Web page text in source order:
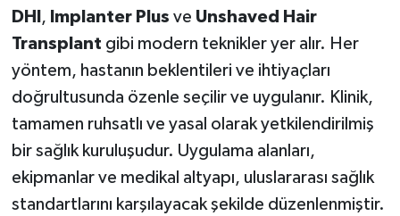
DHI , Implanter Plus ve Unshaved Hair
Transplant gibi modern teknikler yer alır. Her
yöntem, hastanın beklentileri ve ihtiyaçları
doğrultusunda özenle seçilir ve uygulanır. Klinik,
tamamen ruhsatlı ve yasal olarak yetkilendirilmiş
bir sağlık kuruluşudur. Uygulama alanları,
ekipmanlar ve medikal altyapı, uluslararası sağlık
standartlarını karşılayacak şekilde düzenlenmiştir.